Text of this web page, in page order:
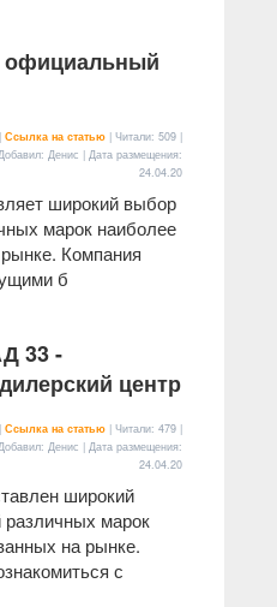
Ссылка на статью | Читали: 509 |
Денис | Дата размещения:
24.04.20
широкий выбор
марок наиболее
Компания
б
33 -
центр
Ссылка на статью | Читали: 479 |
Денис | Дата размещения:
24.04.20
широкий
марок
на рынке.
с